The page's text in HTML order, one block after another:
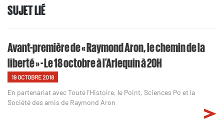
SUJET LIÉ
Avant-première de « Raymond Aron, le chemin de la
liberté » - Le 18 octobre à l’Arlequin à 20H
19 OCTOBRE 2018
En partenariat avec Toute l'Histoire, le Point, Sciences Po et la
Société des amis de Raymond Aron